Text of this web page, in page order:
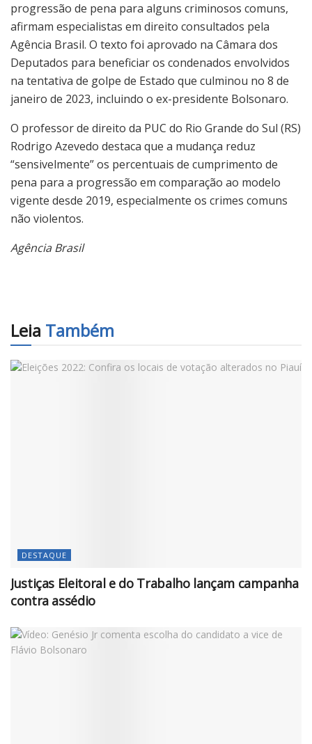
progressão de pena para alguns criminosos comuns,
afirmam especialistas em direito consultados pela
Agência Brasil. O texto foi aprovado na Câmara dos
Deputados para beneficiar os condenados envolvidos
na tentativa de golpe de Estado que culminou no 8 de
janeiro de 2023, incluindo o ex-presidente Bolsonaro.
O professor de direito da PUC do Rio Grande do Sul (RS)
Rodrigo Azevedo destaca que a mudança reduz
“sensivelmente” os percentuais de cumprimento de
pena para a progressão em comparação ao modelo
vigente desde 2019, especialmente os crimes comuns
não violentos.
Agência Brasil
Leia Também
DESTAQUE
Justiças Eleitoral e do Trabalho lançam campanha
contra assédio